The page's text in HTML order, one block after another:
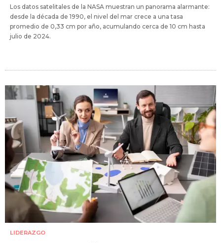
Los datos satelitales de la NASA muestran un panorama alarmante:
desde la década de 1990, el nivel del mar crece a una tasa
promedio de 0,33 cm por año, acumulando cerca de 10 cm hasta
julio de 2024.
LIDERAZGO